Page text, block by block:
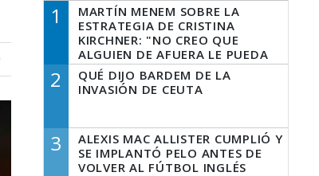
1
MARTÍN MENEM SOBRE LA
ESTRATEGIA DE CRISTINA
KIRCHNER: "NO CREO QUE
ALGUIEN DE AFUERA LE PUEDA
DECIR A LA JUSTICIA LO QUE
TIENE QUE HACER"
2
QUÉ DIJO BARDEM DE LA
INVASIÓN DE CEUTA
3
ALEXIS MAC ALLISTER CUMPLIÓ Y
SE IMPLANTÓ PELO ANTES DE
VOLVER AL FÚTBOL INGLÉS